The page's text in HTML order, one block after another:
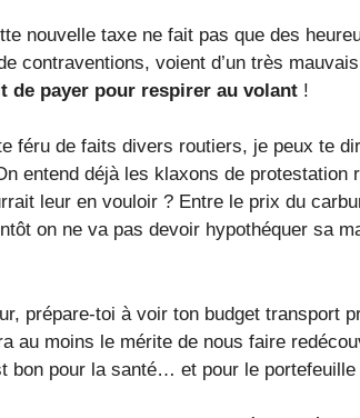
nouvelle taxe ne fait pas que des
contraventions, voient d’un très
de payer pour respirer au volant !
féru de faits divers routiers, je peux te
entend déjà les klaxons de protestation
leur en vouloir ? Entre le prix du
on ne va pas devoir hypothéquer sa
prépare-toi à voir ton budget transport
au moins le mérite de nous faire
bon pour la santé… et pour le portefeuille